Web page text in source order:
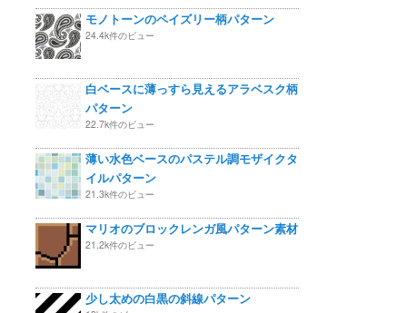
モノトーンのペイズリー柄パターン
24.4k件のビュー
白ベースに薄っすら見えるアラベスク柄
パターン
22.7k件のビュー
薄い水色ベースのパステル調モザイクタ
イルパターン
21.3k件のビュー
マリオのブロックレンガ風パターン素材
21.2k件のビュー
少し太めの白黒の斜線パターン